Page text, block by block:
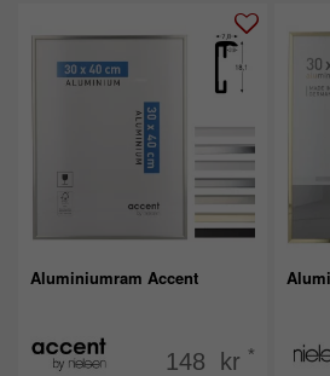
Aluminiumram Accent
148 kr *